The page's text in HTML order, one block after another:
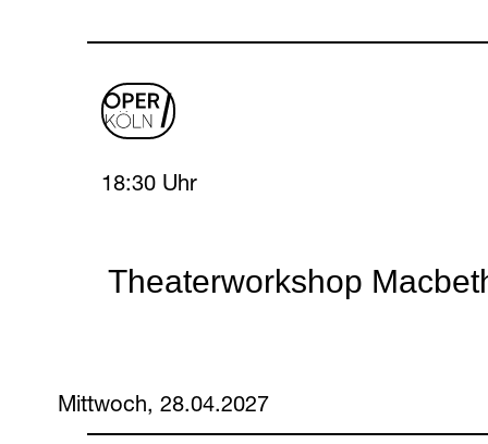
Theaterworkshop
Tuesday, 27 April 2027
18:30 Uhr
oper
Mittwoch, 28.04.2027